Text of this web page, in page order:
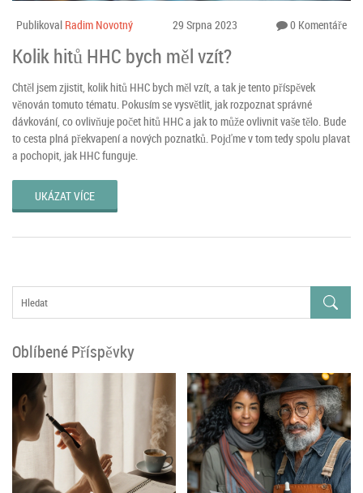
Publikoval Radim Novotný 29 Srpna 2023 0 Komentáře
Kolik hitů HHC bych měl vzít?
Chtěl jsem zjistit, kolik hitů HHC bych měl vzít, a tak je tento příspěvek
věnován tomuto tématu. Pokusím se vysvětlit, jak rozpoznat správné
dávkování, co ovlivňuje počet hitů HHC a jak to může ovlivnit vaše tělo. Bude
to cesta plná překvapení a nových poznatků. Pojďme v tom tedy spolu plavat
a pochopit, jak HHC funguje.
UKÁZAT VÍCE
Oblíbené Příspěvky